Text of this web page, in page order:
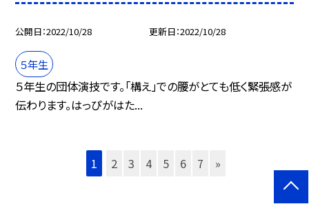
公開日 2022/10/28 更新日 2022/10/28
５年生
５年生の団体演技です。「構え」での腰がとても低く緊張感が
伝わります。はっぴがはた...
1 2 3 4 5 6 7 »